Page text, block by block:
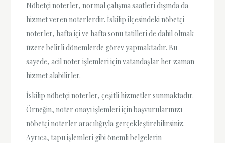
Nöbetçi noterler, normal çalışma saatleri dışında da
hizmet veren noterlerdir. İskilip ilçesindeki nöbetçi
noterler, hafta içi ve hafta sonu tatilleri de dahil olmak
üzere belirli dönemlerde görev yapmaktadır. Bu
sayede, acil noter işlemleri için vatandaşlar her zaman
hizmet alabilirler.
İskilip nöbetçi noterler, çeşitli hizmetler sunmaktadır.
Örneğin, noter onayı işlemleri için başvurularınızı
nöbetçi noterler aracılığıyla gerçekleştirebilirsiniz.
Ayrıca, tapu işlemleri gibi önemli belgelerin